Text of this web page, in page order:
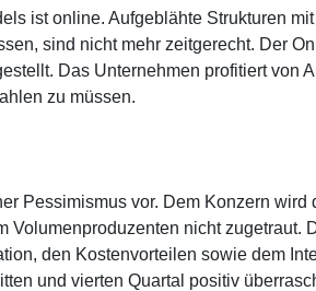
ist online. Aufgeblähte Strukturen
sind nicht mehr zeitgerecht. Der
Das Unternehmen profitiert von
zu müssen.
Pessimismus vor. Dem Konzern
Volumenproduzenten nicht zugetraut.
den Kostenvorteilen sowie dem
und vierten Quartal positiv